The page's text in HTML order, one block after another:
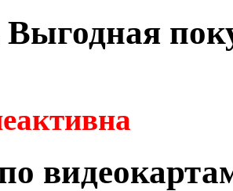
Выгодная